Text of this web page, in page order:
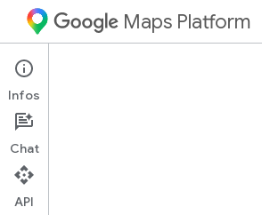
Maps Platform
Mobility Services
Aperçu
Infos
Chat
API